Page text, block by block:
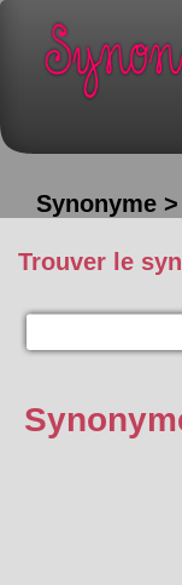
Synonyme
Trouver le